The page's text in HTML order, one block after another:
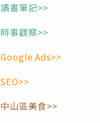
讀書筆記>>
時事觀察>>
Google Ads>>
SEO>>
中山區美食>>